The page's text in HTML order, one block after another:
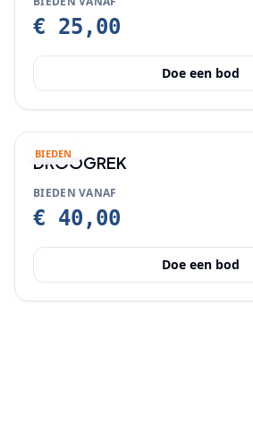
€ 25,00
Doe een bod
BIEDEN
DROOGREK
BIEDEN VANAF
€ 40,00
Doe een bod